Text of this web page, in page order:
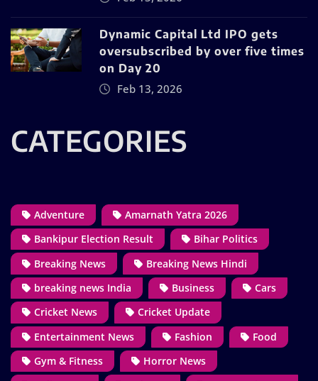
Dynamic Capital Ltd IPO gets
oversubscribed by over five times
on Day 20
Feb 13, 2026
CATEGORIES
Adventure
Amarnath Yatra 2026
Bankipur Election Result
Bihar Politics
Breaking News
Breaking News Hindi
breaking news India
Business
Cars
Cricket News
Cricket Update
Entertainment News
Fashion
Food
Gym & Fitness
Horror News